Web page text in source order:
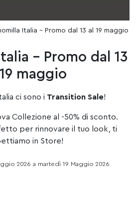
Italia – Promo dal 13 al 19 maggio
– Promo dal 13
maggio
ci sono i Transition Sale!
Collezione al -50% di sconto.
per rinnovare il tuo look, ti
in Store!
2026 a martedì 19 Maggio 2026